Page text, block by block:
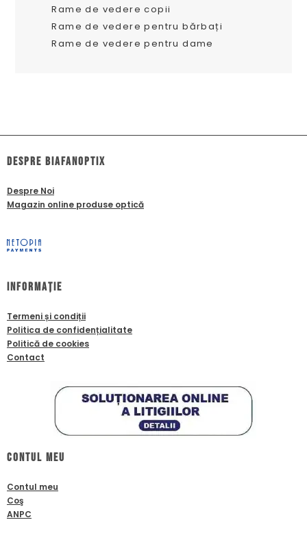
Rame de vedere copii
Rame de vedere pentru bărbați
Rame de vedere pentru dame
dESPRE biafanoptix
Despre Noi
Magazin online produse optică
Informație
Termeni și condiții
Politica de confidențialitate
Politică de cookies
Contact
Contul meu
Contul meu
Coş
ANPC